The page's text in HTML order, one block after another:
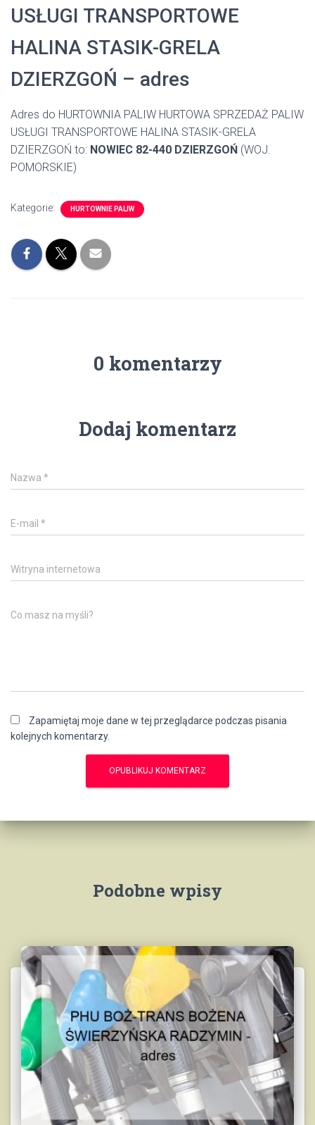
USŁUGI TRANSPORTOWE
HALINA STASIK-GRELA
DZIERZGOŃ – adres
Adres do HURTOWNIA PALIW HURTOWA SPRZEDAŻ PALIW
USŁUGI TRANSPORTOWE HALINA STASIK-GRELA
DZIERZGOŃ to: NOWIEC 82-440 DZIERZGOŃ (WOJ.
POMORSKIE)
Kategorie: HURTOWNIE PALIW
0 komentarzy
Dodaj komentarz
Nazwa *
E-mail *
Witryna internetowa
Co masz na myśli?
Zapamiętaj moje dane w tej przeglądarce podczas pisania
kolejnych komentarzy.
Podobne wpisy